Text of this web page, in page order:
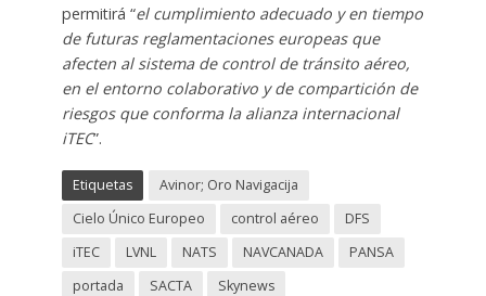
permitirá “el cumplimiento adecuado y en tiempo
de futuras reglamentaciones europeas que
afecten al sistema de control de tránsito aéreo,
en el entorno colaborativo y de compartición de
riesgos que conforma la alianza internacional
iTEC”.
Etiquetas
Avinor; Oro Navigacija
Cielo Único Europeo
control aéreo
DFS
iTEC
LVNL NATS NAVCANADA
PANSA
portada
SACTA Skynews